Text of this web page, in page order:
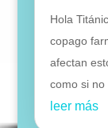
Hola
copago
afectan
como si no
leer más